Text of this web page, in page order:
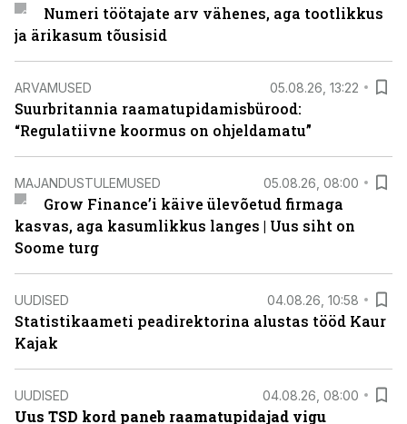
Numeri töötajate arv vähenes, aga tootlikkus
ja ärikasum tõusisid
ARVAMUSED 05.08.26, 13:22
Suurbritannia raamatupidamisbürood:
“Regulatiivne koormus on ohjeldamatu”
MAJANDUSTULEMUSED 05.08.26, 08:00
Grow Finance’i käive ülevõetud firmaga
kasvas, aga kasumlikkus langes | Uus siht on
Soome turg
UUDISED 04.08.26, 10:58
Statistikaameti peadirektorina alustas tööd Kaur
Kajak
UUDISED 04.08.26, 08:00
Uus TSD kord paneb raamatupidajad vigu